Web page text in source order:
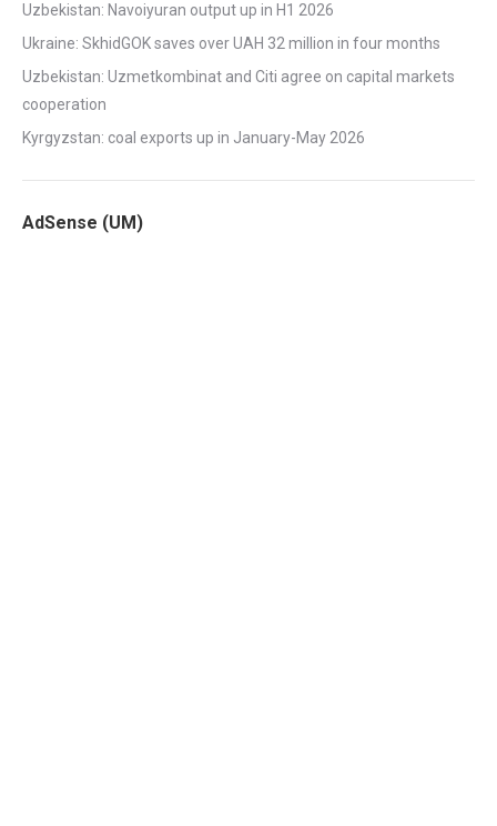
Uzbekistan: Navoiyuran output up in H1 2026
Ukraine: SkhidGOK saves over UAH 32 million in four months
Uzbekistan: Uzmetkombinat and Citi agree on capital markets
cooperation
Kyrgyzstan: coal exports up in January-May 2026
AdSense (UM)